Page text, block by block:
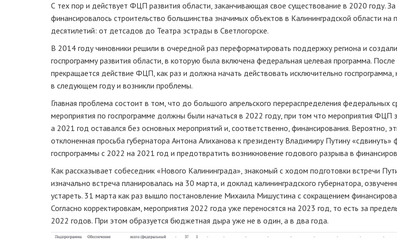
С тех пор и действует ФЦП развития области, заканчивающая свое существование в 2020 году. За
финансировалось строительство большинства значимых объектов в Калининградской области на
десятилетий: от детсадов до Театра эстрады в Светлогорске.
В 2014 году чиновники решили в очередной раз переформатировать поддержку региона и
госпрограмму развития области, в которую была включена федеральная целевая программа.
прекращается действие ФЦП, как раз и должна начать действовать исключительно госпрограмма,
в следующем году и возникли проблемы.
Главная проблема состоит в том, что до большого апрельского перераспределения федеральных
мероприятия по госпрограмме должны были начаться в 2022 году, при том что мероприятия ФЦП
а 2021 год оставался без основных мероприятий и, соответственно, финансирования. Вероятно,
отклоненная просьба губернатора Антона Алиханова к президенту Владимиру Путину «сдвинуть»
госпрограммы с 2022 на 2021 год и предотвратить возникновение годового разрыва в
Как рассказывает собеседник «Нового Калининграда», знакомый с ходом подготовки встречи
изначально встреча планировалась на 30 марта, и доклад калининградского губернатора,
устареть. 31 марта как раз вышло постановление Михаила Мишустина с сокращением
Согласно корректировкам, мероприятия 2022 года уже переносятся на 2023 год, то есть за
2022 годов. При этом образуется бюджетная дыра уже не в один, а в два года.